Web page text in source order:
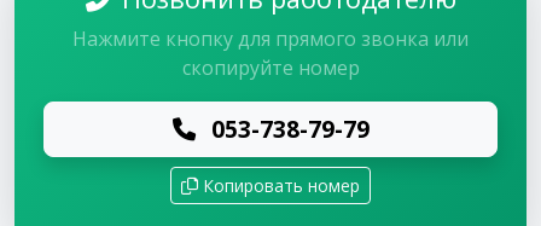
Нажмите кнопку для прямого звонка или
скопируйте номер
053-738-79-79
Копировать номер